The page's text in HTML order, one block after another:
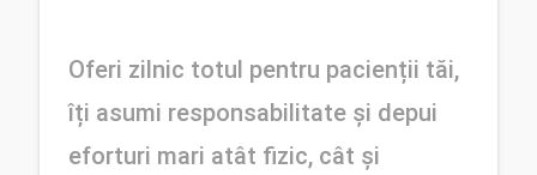
Oferi zilnic totul pentru pacienții tăi,
îți asumi responsabilitate și depui
eforturi mari atât fizic, cât și